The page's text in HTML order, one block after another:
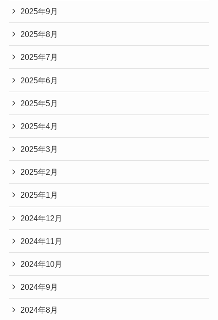
2025年9月
2025年8月
2025年7月
2025年6月
2025年5月
2025年4月
2025年3月
2025年2月
2025年1月
2024年12月
2024年11月
2024年10月
2024年9月
2024年8月